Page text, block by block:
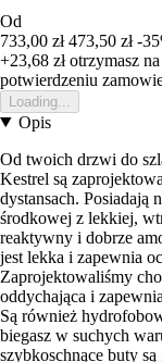
Od
733,00 zł 473,50 zł -
+23,68 złotrzymasz
potwierdzeniu
Loading...
Opis
Od twoich drzwi do
Kestrel są
dystansach. Posiadają
środkowej z lekkiej,
reaktywny i dobrze
jest lekka i zapewnia
Zaprojektowaliśmy
oddychająca i
Są również
biegasz w suchych
szybkoschnące buty